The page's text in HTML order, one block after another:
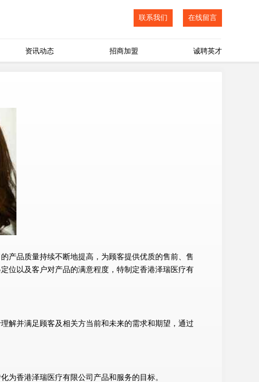
联系我们 在线留言
资讯动态 招商加盟 诚聘英才
产品质量持续不断地提高，为顾客提供优质的售前、售
位以及客户对产品的满意程度，特制定香港泽瑞医疗有
解并满足顾客及相关方当前和未来的需求和期望，通过
为香港泽瑞医疗有限公司产品和服务的目标。